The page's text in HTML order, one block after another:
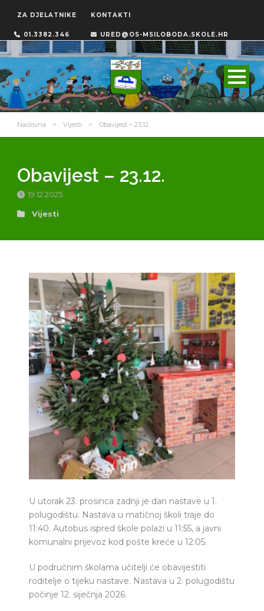
ZA DJELATNIKE KONTAKTI
01.3382.346 URED@OS-MSILOBODA.SKOLE.HR
Naslovna > Vijesti > Obavijest – 23.12.
Obavijest – 23.12.
19.12.2025.
Vijesti
U utorak 23. prosinca zadnji je dan nastave u 1.
polugodištu. Nastava u matičnoj školi traje do
11:40. Autobus ispred škole polazi u 11:55, a javni
komunalni prijevoz kod pošte kreće u 12:05.
U područnim školama učitelji će obavijestiti
roditelje o tijeku nastave. Nastava u 2. polugodištu
počinje 12. siječnja 2026.